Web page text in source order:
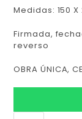
Medidas: 150 X
Firmada,
reverso
OBRA ÚNICA,